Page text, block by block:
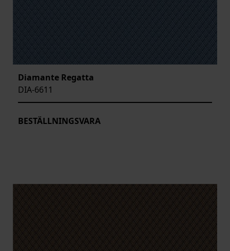
Diamante Regatta
DIA-6611
BESTÄLLNINGSVARA